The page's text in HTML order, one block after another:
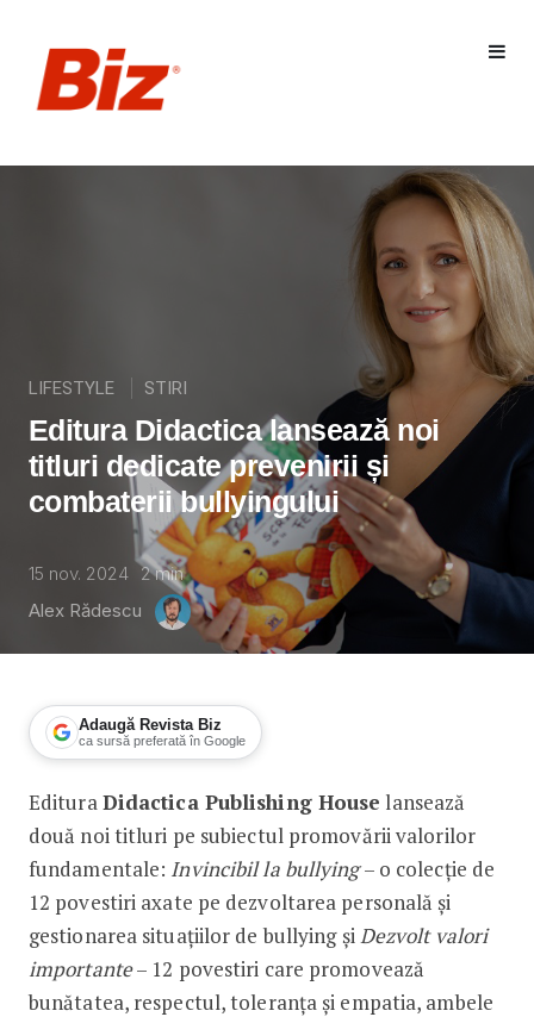
LIFESTYLE STIRI
Editura Didactica lansează noi
titluri dedicate prevenirii și
combaterii bullyingului
15 nov. 2024 2min
Alex Rădescu
Adaugă Revista Biz
ca sursă preferată în Google
Editura Didactica lansează noi titluri
EdituraDidactica Publishing House lansează
două noi titluri pe subiectul promovării valorilor
fundamentale: Invincibil la bullying– o colecție de
12 povestiri axate pe dezvoltarea personală și
gestionarea situațiilor de bullying șiDezvolt valori
importante– 12 povestiri care promovează
bunătatea, respectul, toleranța și empatia, ambele